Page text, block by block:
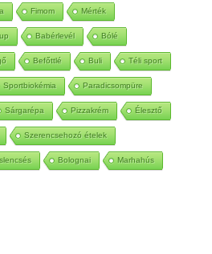
Fimom Mérték
Babérlevél Bólé
Befőttlé Buli Téli sport
Sportbiokémia Paradicsompüre
Sárgarépa Pizzakrém Élesztő
Szerencsehozó ételek
Bolognai Marhahús